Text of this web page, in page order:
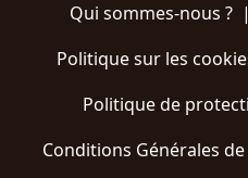
Qui sommes-nous ?|
Politique sur les
Politique de
Conditions Générales